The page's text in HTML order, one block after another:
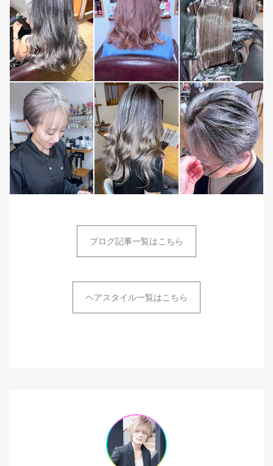
ブログ記事一覧はこちら
ヘアスタイル一覧はこちら